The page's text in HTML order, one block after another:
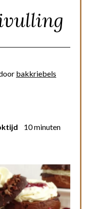
bakkriebels
10 minuten